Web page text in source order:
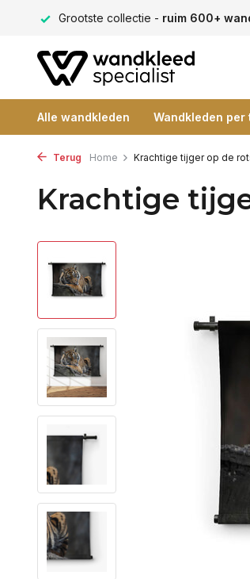
Grootste collectie - ruim 600+
Alle wandkleden Wandkleden per
Terug Home Krachtige tijger op de
Krachtige